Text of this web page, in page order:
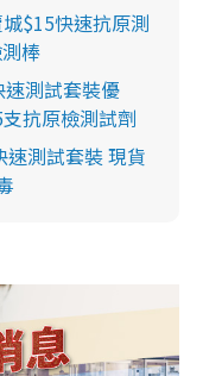
$15快速抗原測
棒
測試套裝優
抗原檢測試劑
速測試套裝 現貨